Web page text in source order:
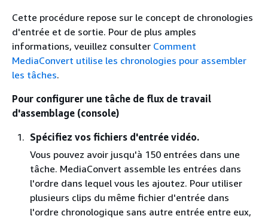
Cette procédure repose sur le concept de chronologies
d'entrée et de sortie. Pour de plus amples
informations, veuillez consulter Comment
MediaConvert utilise les chronologies pour assembler
les tâches.
Pour configurer une tâche de flux de travail
d'assemblage (console)
Spécifiez vos fichiers d'entrée vidéo.
Vous pouvez avoir jusqu'à 150 entrées dans une
tâche. MediaConvert assemble les entrées dans
l'ordre dans lequel vous les ajoutez. Pour utiliser
plusieurs clips du même fichier d'entrée dans
l'ordre chronologique sans autre entrée entre eux,